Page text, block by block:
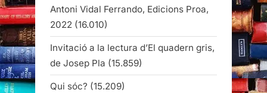
Antoni Vidal Ferrando, Edicions Proa,
2022 (16.010)
Invitació a la lectura d’El quadern gris,
de Josep Pla (15.859)
Qui sóc? (15.209)